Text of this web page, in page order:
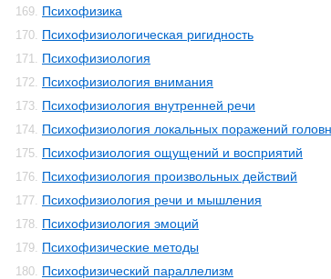
169. Психофизика
170. Психофизиологическая ригидность
171. Психофизиология
172. Психофизиология внимания
173. Психофизиология внутренней речи
174. Психофизиология локальных поражений
175. Психофизиология ощущений и восприятий
176. Психофизиология произвольных действий
177. Психофизиология речи и мышления
178. Психофизиология эмоций
179. Психофизические методы
180. Психофизический параллелизм